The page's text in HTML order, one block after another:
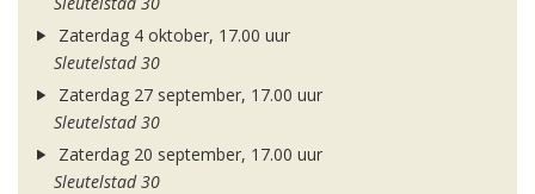
Zaterdag 4 oktober, 17.00 uur
Sleutelstad 30
Zaterdag 27 september, 17.00 uur
Sleutelstad 30
Zaterdag 20 september, 17.00 uur
Sleutelstad 30